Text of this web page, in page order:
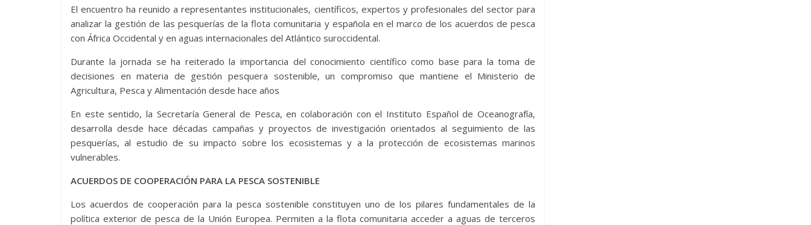
El encuentro ha reunido a representantes institucionales, científicos, expertos y profesionales del sector para
analizar la gestión de las pesquerías de la flota comunitaria y española en el marco de los acuerdos de pesca
con África Occidental y en aguas internacionales del Atlántico suroccidental.
Durante la jornada se ha reiterado la importancia del conocimiento científico como base para la toma de
decisiones en materia de gestión pesquera sostenible, un compromiso que mantiene el Ministerio de
Agricultura, Pesca y Alimentación desde hace años
En este sentido, la Secretaría General de Pesca, en colaboración con el Instituto Español de Oceanografía,
desarrolla desde hace décadas campañas y proyectos de investigación orientados al seguimiento de las
pesquerías, al estudio de su impacto sobre los ecosistemas y a la protección de ecosistemas marinos
vulnerables.
ACUERDOS DE COOPERACIÓN PARA LA PESCA SOSTENIBLE
Los acuerdos de cooperación para la pesca sostenible constituyen uno de los pilares fundamentales de la
política exterior de pesca de la Unión Europea. Permiten a la flota comunitaria acceder a aguas de terceros